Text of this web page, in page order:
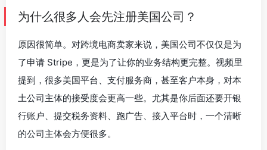
为什么很多人会先注册美国公司？
原因很简单。对跨境电商卖家来说，美国公司不仅仅是为
了申请 Stripe，更是为了让你的业务结构更完整。视频里
提到，很多美国平台、支付服务商，甚至客户本身，对本
土公司主体的接受度会更高一些。尤其是你后面还要开银
行账户、提交税务资料、跑广告、接入平台时，一个清晰
的公司主体会方便很多。